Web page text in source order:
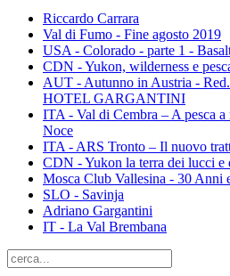
Riccardo Carrara
Val di Fumo - Fine agosto 2019
USA - Colorado - parte 1 -
CDN - Yukon, wilderness e
AUT - Autunno in Austria -
HOTEL GARGANTINI
ITA - Val di Cembra – A pesca
Noce
ITA - ARS Tronto – Il nuovo
CDN - Yukon la terra dei lucci e
Mosca Club Vallesina - 30 Anni
SLO - Savinja
Adriano Gargantini
IT - La Val Brembana